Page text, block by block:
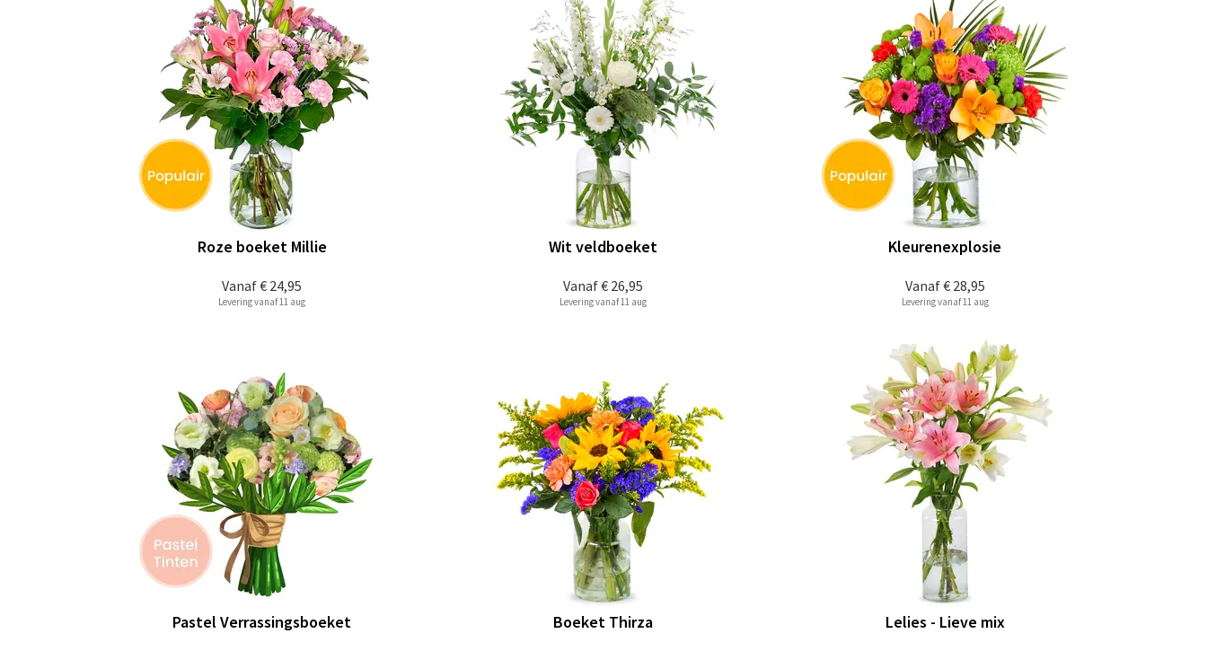
Vanaf€ 24,95
Roze boeket Millie
Levering vanaf 11 aug
Vanaf€ 26,95
Wit veldboeket
Levering vanaf 11 aug
Vanaf€ 28,95
Kleurenexplosie
Levering vanaf 11 aug
Pastel Verrassingsboeket Boeket Thirza Lelies - Lieve mix